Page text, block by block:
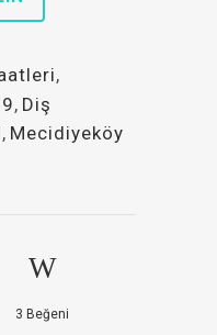
,
, Diş
, Mecidiyeköy
3 Beğeni